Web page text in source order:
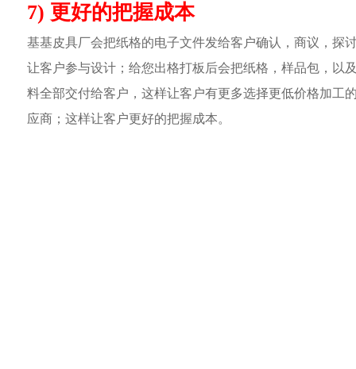
7) 更好的把握成本
基基皮具厂会把纸格的电子文件发给客户确认，商议，探
让客户参与设计；给您出格打板后会把纸格，样品包，以
料全部交付给客户，这样让客户有更多选择更低价格加工
应商；这样让客户更好的把握成本。